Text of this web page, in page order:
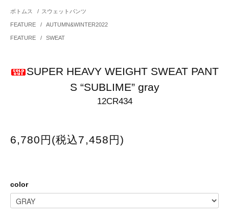
ボトムス / スウェットパンツ
FEATURE / AUTUMN&WINTER2022
FEATURE / SWEAT
SUPER HEAVY WEIGHT SWEAT PANT
S “SUBLIME” gray
12CR434
6,780円(税込7,458円)
color